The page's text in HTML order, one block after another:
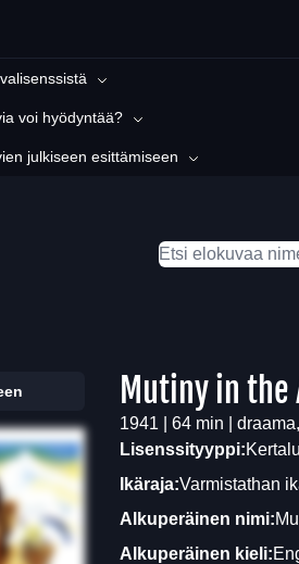
voi hyödyntää?
julkiseen esittämiseen
Mutiny in the
1941 | 64 min |
Lisenssityyppi:
Ikäraja:Varmistathan
Alkuperäinen nimi:
Alkuperäinen kieli: